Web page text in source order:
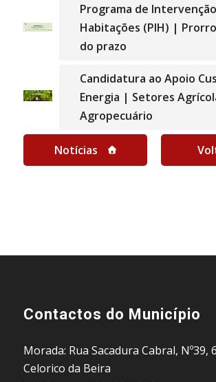
Programa de
Habitações (PIH) |
do prazo
Candidatura ao Apoio
Energia | Setores
Agropecuário
Notícias
Contactos do Município
Morada: Rua Sacadura Cabral, Nº39,
Celorico da Beira